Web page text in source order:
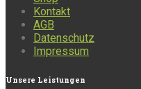
Kontakt
AGB
Datenschutz
Impressum
Unsere Leistungen